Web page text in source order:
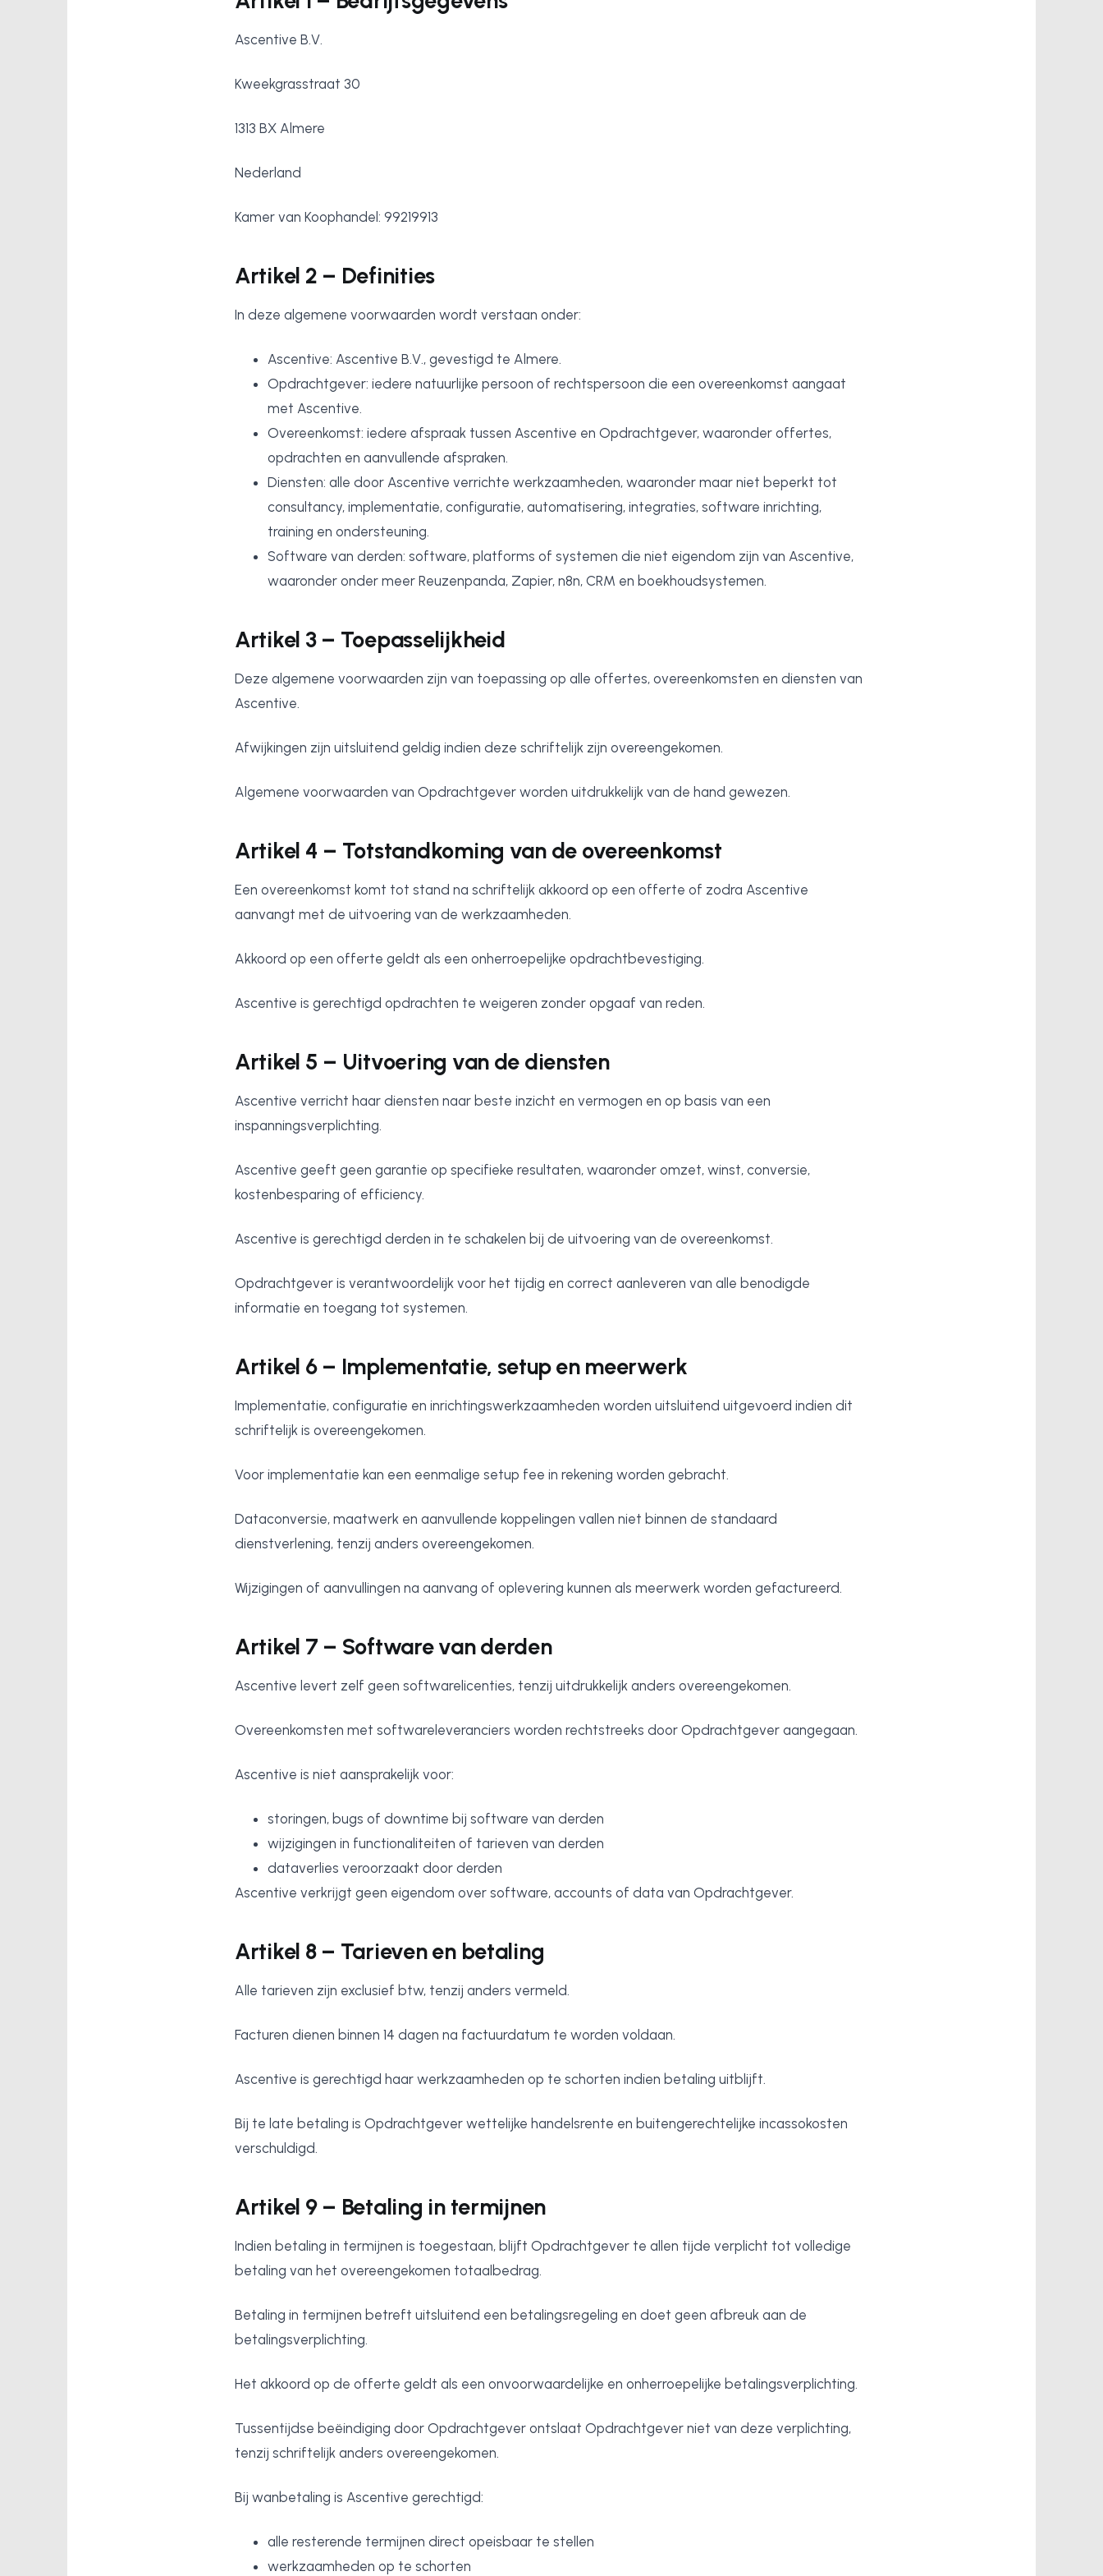
Ascentive B.V.
Kweekgrasstraat 30
1313 BX Almere
Nederland
Kamer van Koophandel: 99219913
Artikel 2 – Definities
In deze algemene voorwaarden wordt verstaan onder:
Ascentive: Ascentive B.V., gevestigd te Almere.
Opdrachtgever: iedere natuurlijke persoon of rechtspersoon die een overeenkomst aangaat
met Ascentive.
Overeenkomst: iedere afspraak tussen Ascentive en Opdrachtgever, waaronder offertes,
opdrachten en aanvullende afspraken.
Diensten: alle door Ascentive verrichte werkzaamheden, waaronder maar niet beperkt tot
consultancy, implementatie, configuratie, automatisering, integraties, software inrichting,
training en ondersteuning.
Software van derden: software, platforms of systemen die niet eigendom zijn van Ascentive,
waaronder onder meer Reuzenpanda, Zapier, n8n, CRM en boekhoudsystemen.
Artikel 3 – Toepasselijkheid
Deze algemene voorwaarden zijn van toepassing op alle offertes, overeenkomsten en diensten van
Ascentive.
Afwijkingen zijn uitsluitend geldig indien deze schriftelijk zijn overeengekomen.
Algemene voorwaarden van Opdrachtgever worden uitdrukkelijk van de hand gewezen.
Artikel 4 – Totstandkoming van de overeenkomst
Een overeenkomst komt tot stand na schriftelijk akkoord op een offerte of zodra Ascentive
aanvangt met de uitvoering van de werkzaamheden.
Akkoord op een offerte geldt als een onherroepelijke opdrachtbevestiging.
Ascentive is gerechtigd opdrachten te weigeren zonder opgaaf van reden.
Artikel 5 – Uitvoering van de diensten
Ascentive verricht haar diensten naar beste inzicht en vermogen en op basis van een
inspanningsverplichting.
Ascentive geeft geen garantie op specifieke resultaten, waaronder omzet, winst, conversie,
kostenbesparing of efficiency.
Ascentive is gerechtigd derden in te schakelen bij de uitvoering van de overeenkomst.
Opdrachtgever is verantwoordelijk voor het tijdig en correct aanleveren van alle benodigde
informatie en toegang tot systemen.
Artikel 6 – Implementatie, setup en meerwerk
Implementatie, configuratie en inrichtingswerkzaamheden worden uitsluitend uitgevoerd indien dit
schriftelijk is overeengekomen.
Voor implementatie kan een eenmalige setup fee in rekening worden gebracht.
Dataconversie, maatwerk en aanvullende koppelingen vallen niet binnen de standaard
dienstverlening, tenzij anders overeengekomen.
Wijzigingen of aanvullingen na aanvang of oplevering kunnen als meerwerk worden gefactureerd.
Artikel 7 – Software van derden
Ascentive levert zelf geen softwarelicenties, tenzij uitdrukkelijk anders overeengekomen.
Overeenkomsten met softwareleveranciers worden rechtstreeks door Opdrachtgever aangegaan.
Ascentive is niet aansprakelijk voor:
storingen, bugs of downtime bij software van derden
wijzigingen in functionaliteiten of tarieven van derden
dataverlies veroorzaakt door derden
Ascentive verkrijgt geen eigendom over software, accounts of data van Opdrachtgever.
Artikel 8 – Tarieven en betaling
Alle tarieven zijn exclusief btw, tenzij anders vermeld.
Facturen dienen binnen 14 dagen na factuurdatum te worden voldaan.
Ascentive is gerechtigd haar werkzaamheden op te schorten indien betaling uitblijft.
Bij te late betaling is Opdrachtgever wettelijke handelsrente en buitengerechtelijke incassokosten
verschuldigd.
Artikel 9 – Betaling in termijnen
Indien betaling in termijnen is toegestaan, blijft Opdrachtgever te allen tijde verplicht tot volledige
betaling van het overeengekomen totaalbedrag.
Betaling in termijnen betreft uitsluitend een betalingsregeling en doet geen afbreuk aan de
betalingsverplichting.
Het akkoord op de offerte geldt als een onvoorwaardelijke en onherroepelijke betalingsverplichting.
Tussentijdse beëindiging door Opdrachtgever ontslaat Opdrachtgever niet van deze verplichting,
tenzij schriftelijk anders overeengekomen.
Bij wanbetaling is Ascentive gerechtigd:
alle resterende termijnen direct opeisbaar te stellen
werkzaamheden op te schorten